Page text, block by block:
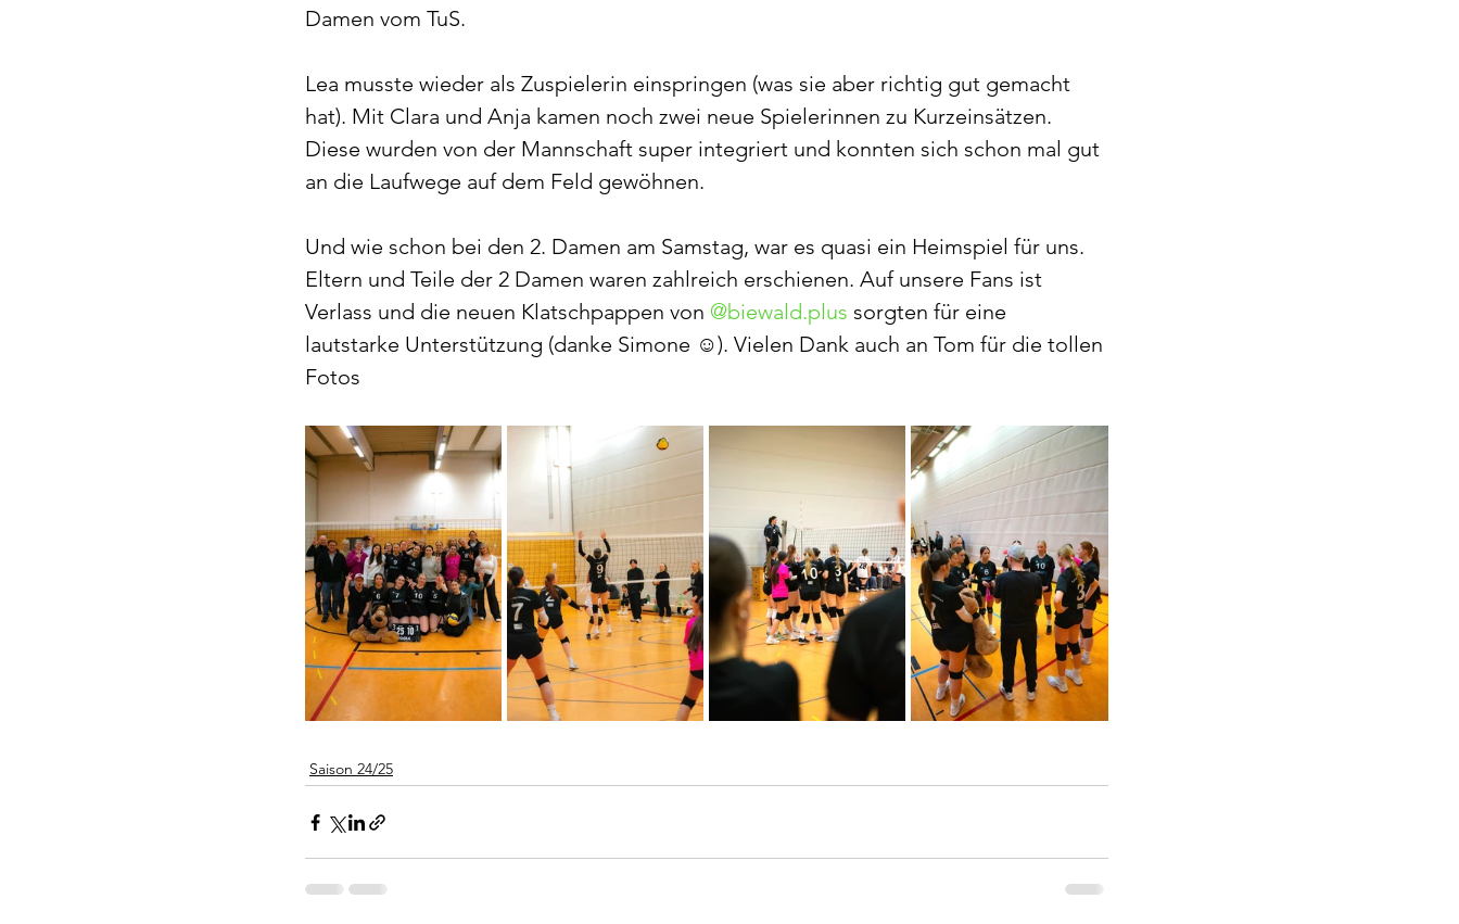
Damen vom TuS.
Lea musste wieder als Zuspielerin einspringen (was sie aber richtig gut gemacht
hat). Mit Clara und Anja kamen noch zwei neue Spielerinnen zu Kurzeinsätzen.
Diese wurden von der Mannschaft super integriert und konnten sich schon mal gut
an die Laufwege auf dem Feld gewöhnen.
Und wie schon bei den 2. Damen am Samstag, war es quasi ein Heimspiel für uns.
Eltern und Teile der 2 Damen waren zahlreich erschienen. Auf unsere Fans ist
Verlass und die neuen Klatschpappen von @biewald.plus sorgten für eine
lautstarke Unterstützung (danke Simone ☺️). Vielen Dank auch an Tom für die tollen
Fotos
Saison 24/25